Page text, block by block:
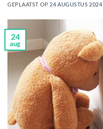
GEPLAATST OP 24 AUGUSTUS 2024
24
aug